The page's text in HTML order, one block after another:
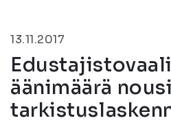
13.11.2017
äänimäärä